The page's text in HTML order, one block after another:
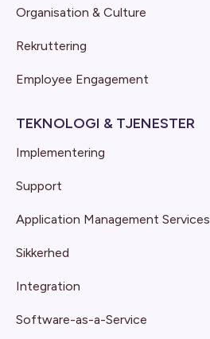
Organisation & Culture
Rekruttering
Employee Engagement
TEKNOLOGI & TJENESTER
Implementering
Support
Application Management Services
Sikkerhed
Integration
Software-as-a-Service